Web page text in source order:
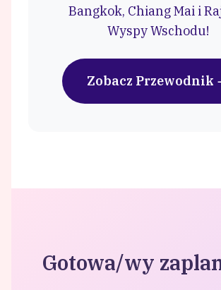
Bangkok, Chiang Mai i
Wyspy Wschodu!
Zobacz Przewodnik
Gotowa/wy